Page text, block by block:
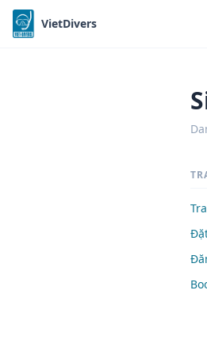
VietDivers